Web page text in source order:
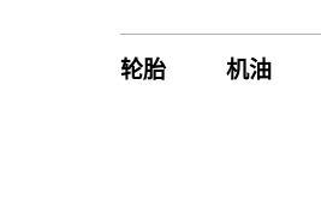
轮胎 机油